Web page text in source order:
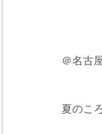
＠名古
夏のこ